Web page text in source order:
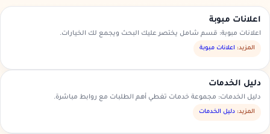
اعلانات مبوبة
اعلانات مبوبة: قسم شامل يختصر عليك البحث ويجمع لك الخيارات.
المزيد: اعلانات مبوبة
دليل الخدمات
دليل الخدمات: مجموعة خدمات تغطي أهم الطلبات مع روابط مباشرة.
المزيد: دليل الخدمات